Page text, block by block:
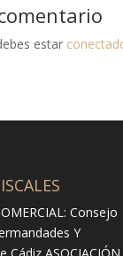
estar
Consejo
Y